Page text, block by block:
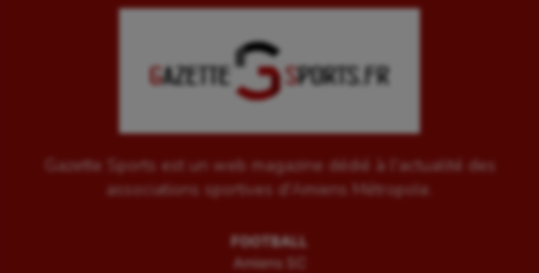
Gazette Sports est un web magazine dédié à l'actualité des
associations sportives d'Amiens Métropole.
FOOTBALL
Amiens SC